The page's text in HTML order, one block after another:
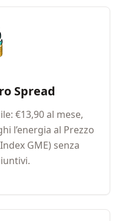
Spread
€13,90 al mese,
l’energia al Prezzo
GME) senza